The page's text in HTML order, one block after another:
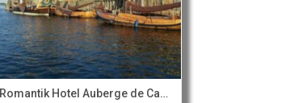
Romantik Hotel Auberge de Campveerse Toren